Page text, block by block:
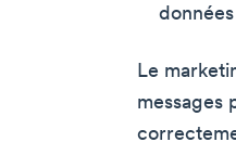
Le
messages